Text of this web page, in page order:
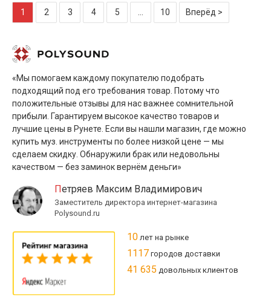
1 2 3 4 5 10 Вперёд >
«Мы помогаем каждому покупателю подобрать
подходящий под его требования товар. Потому что
положительные отзывы для нас важнее сомнительной
прибыли. Гарантируем высокое качество товаров и
лучшие цены в Рунете. Если вы нашли магазин, где можно
купить муз. инструменты по более низкой цене — мы
сделаем скидку. Обнаружили брак или недовольны
качеством — без заминок вернём деньги»
Петряев Максим Владимирович
Заместитель директора интернет-магазина
Polysound.ru
10 лет на рынке
1117 городов доставки
41 635 довольных клиентов